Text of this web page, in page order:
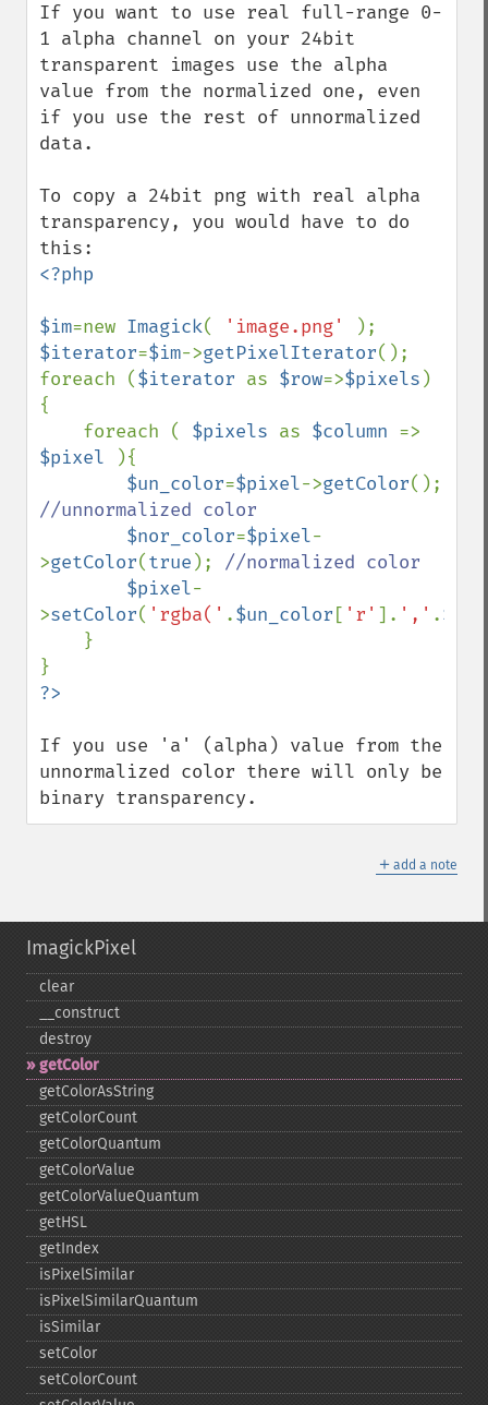
If you want to use real full-range 0-
1 alpha channel on your 24bit
transparent images use the alpha
value from the normalized one, even
if you use the rest of unnormalized
data.
To copy a 24bit png with real alpha
transparency, you would have to do
<?php
$im=new Imagick( 'image.png'
$iterator=$im->getPixelIterator();
foreach ($iterator as $row=>$pixels )
{
    foreach (
$pixels as $column
$pixel
){
$un_color=$pixel->getColor
//unnormalized color
$nor_color=$pixel-
>getColor(true ); //normalized color
$pixel-
>setColor( 'rgba(' .$un_color [ 'r' ]. ',' .
If you use 'a' (alpha) value from the
unnormalized color there will only be
binary transparency.
＋ add a note
ImagickPixel
clear
_​_​construct
destroy
getColor
getColorAsString
getColorCount
getColorQuantum
getColorValue
getColorValueQuantum
getHSL
getIndex
isPixelSimilar
isPixelSimilarQuantum
isSimilar
setColor
setColorCount